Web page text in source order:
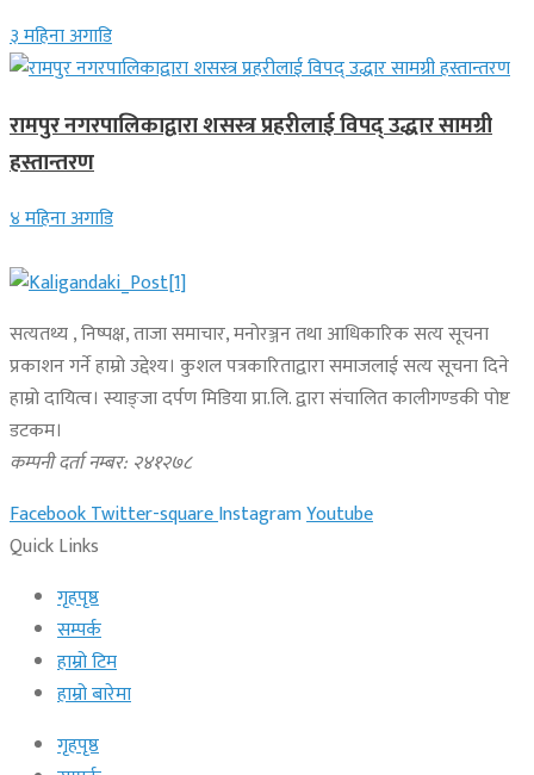
३ महिना अगाडि
रामपुर नगरपालिकाद्वारा शसस्त्र प्रहरीलाई विपद् उद्धार सामग्री
हस्तान्तरण
४ महिना अगाडि
सत्यतथ्य , निष्पक्ष, ताजा समाचार, मनोरञ्जन तथा आधिकारिक सत्य सूचना
प्रकाशन गर्ने हाम्रो उद्देश्य। कुशल पत्रकारिताद्वारा समाजलाई सत्य सूचना दिने
हाम्रो दायित्व। स्याङ्जा दर्पण मिडिया प्रा.लि. द्वारा संचालित कालीगण्डकी पोष्ट
डटकम।
कम्पनी दर्ता नम्बर: २४१२७८
FacebookTwitter-squareInstagramYoutube
Quick Links
गृहपृष्ठ
सम्पर्क
हाम्रो टिम
हाम्रो बारेमा
गृहपृष्ठ